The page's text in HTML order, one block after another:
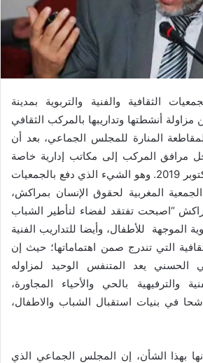
الثقافية والفنية والتربوية بمدينة
أنشطتها وتداريبها بالمركب الثقافي
المنارة للمجلس الجماعي، بعد أن
مرافق المركب إلى مكاتب إدارية خاصة
. وهو الشيء الذي دفع بالجمعيات
المغربية لحقوق الإنسان بمراكش،
“اصبحت تفتقد لفضاء لتأطير الشباب
الموجهة للأطفال، وأيضا للتداريب الفنية
التي تندرج صمن اهتماماتها؛ حيث إن
الحسني يعد المتنفس الوحيد لمزاوله
والترفيهية بالحي والأحياء المجاورة،
في بنيات استقبال الشباب والاطفال،
بهذا الشأن، إن المجلس الجماعي الذي